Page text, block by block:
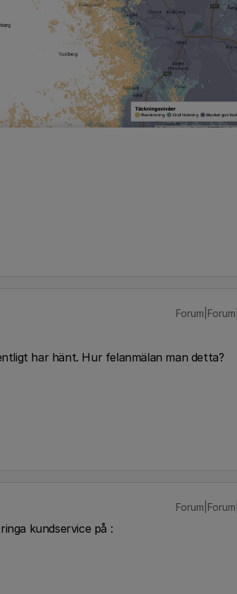
har hänt. Hur felanmälan man detta?
kundservice på :